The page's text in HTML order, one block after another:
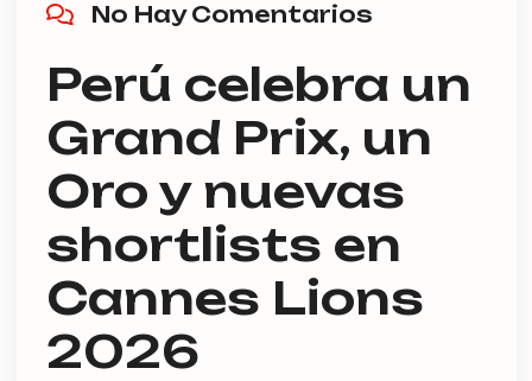
No Hay Comentarios
Perú celebra un
Grand Prix, un
Oro y nuevas
shortlists en
Cannes Lions
2026